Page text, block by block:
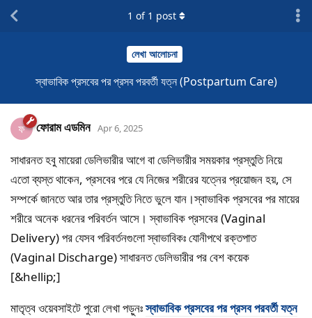
লেখা আলোচনা
স্বাভাবিক প্রসবের পর প্রসব পরবর্তী যত্ন (Postpartum Care)
1 of 1 post
ফ ফোরাম এডমিন Apr 6, 2025
সাধারনত হবু মায়েরা ডেলিভারীর আগে বা ডেলিভারীর সময়কার প্রস্তুতি নিয়ে
এতো ব্যস্ত থাকেন, প্রসবের পরে যে নিজের শরীরের যত্নের প্রয়োজন হয়, সে
সম্পর্কে জানতে আর তার প্রস্তুতি নিতে ভুলে যান।স্বাভাবিক প্রসবের পর মায়ের
শরীরে অনেক ধরনের পরিবর্তন আসে। স্বাভাবিক প্রসবের (Vaginal
Delivery) পর যেসব পরিবর্তনগুলো স্বাভাবিকঃ যোনীপথে রক্তপাত
(Vaginal Discharge) সাধারনত ডেলিভারীর পর বেশ কয়েক
[&hellip;]
মাতৃত্ব ওয়েবসাইটে পুরো লেখা পড়ুনঃস্বাভাবিক প্রসবের পর প্রসব পরবর্তী যত্ন